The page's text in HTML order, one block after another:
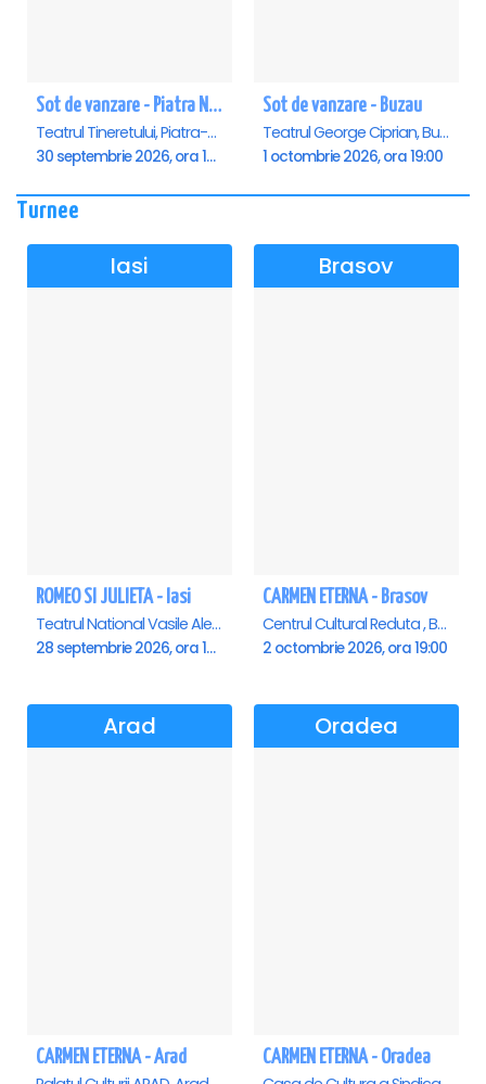
Sot de vanzare - Piatra Neamt
Teatrul Tineretului, Piatra-Neamt
30 septembrie 2026, ora 19:00
Sot de vanzare - Buzau
Teatrul George Ciprian, Buzau
1 octombrie 2026, ora 19:00
Turnee
Iasi
ROMEO SI JULIETA - Iasi
Teatrul National Vasile Alecsandri , Iasi
28 septembrie 2026, ora 19:00
Brasov
CARMEN ETERNA - Brasov
Centrul Cultural Reduta , Brasov
2 octombrie 2026, ora 19:00
Arad
CARMEN ETERNA - Arad
Oradea
CARMEN ETERNA - Oradea